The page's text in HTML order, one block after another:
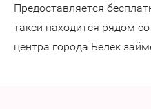
Предоставляется
такси находится рядом
центра города Белек